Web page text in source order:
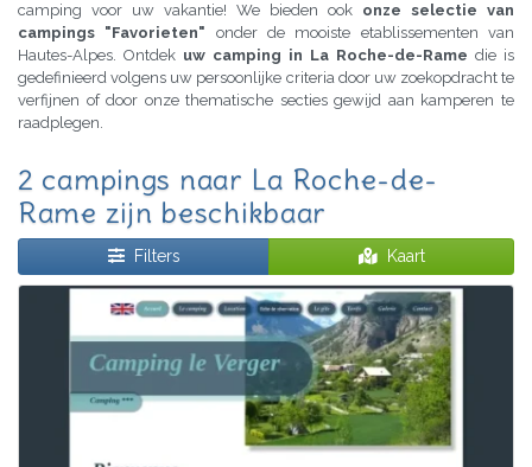
camping voor uw vakantie! We bieden ook onze selectie van
campings "Favorieten" onder de mooiste etablissementen van
Hautes-Alpes. Ontdek uw camping in La Roche-de-Rame die is
gedefinieerd volgens uw persoonlijke criteria door uw zoekopdracht te
verfijnen of door onze thematische secties gewijd aan kamperen te
raadplegen.
2 campings naar La Roche-de-
Rame zijn beschikbaar
Filters Kaart